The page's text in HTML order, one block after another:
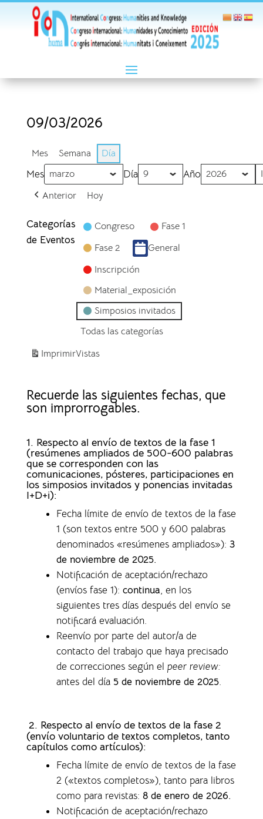
09/03/2026
Mes Semana Día
Mes Día Año
Anterior Hoy
Categorías
de Eventos
Congreso
Fase 1
Fase 2
General
Inscripción
Material_exposición
Simposios invitados
Todas las categorías
ImprimirVistas
Recuerde las siguientes fechas, que
son improrrogables.
1. Respecto al envío de textos de la fase 1
(resúmenes ampliados de 500-600 palabras
que se corresponden con las
comunicaciones, pósteres, participaciones en
los simposios invitados y ponencias invitadas
I+D+i):
Fecha límite de envío de textos de la fase
1 (son textos entre 500 y 600 palabras
denominados «resúmenes ampliados»): 3
de noviembre de 2025.
Notificación de aceptación/rechazo
(envíos fase 1): continua, en los
siguientes tres días después del envío se
notificará evaluación.
Reenvío por parte del autor/a de
contacto del trabajo que haya precisado
de correcciones según el peer review:
antes del día 5 de noviembre de 2025.
2. Respecto al envío de textos de la fase 2
(envío voluntario de textos completos, tanto
capítulos como artículos):
Fecha límite de envío de textos de la fase
2 («textos completos»), tanto para libros
como para revistas: 8 de enero de 2026.
Notificación de aceptación/rechazo